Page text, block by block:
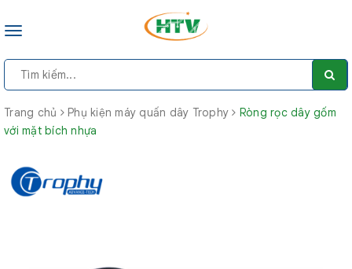
Toggle
Trang chủ Phụ kiện máy quấn dây Trophy
Ròng rọc dây gốm
với mặt bích nhựa